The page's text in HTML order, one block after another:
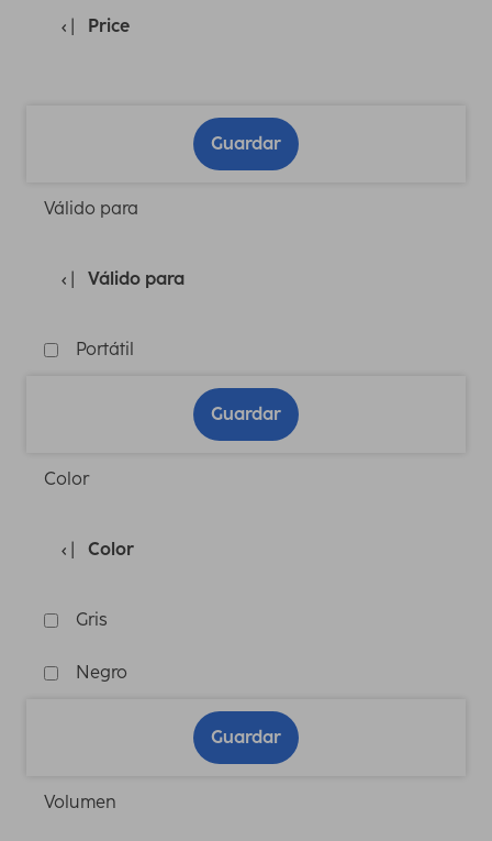
Price
Guardar
Válido para
Válido para
Portátil
Guardar
Color
Color
Gris
Negro
Guardar
Volumen